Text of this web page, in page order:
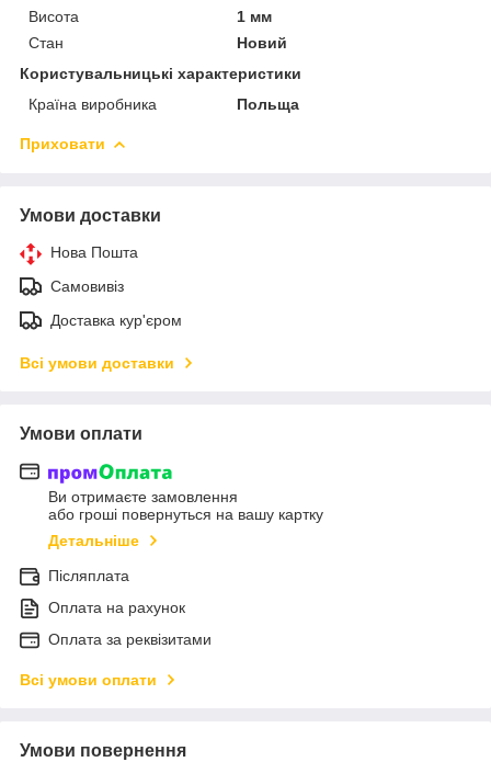
Висота
1 мм
Стан
Новий
Користувальницькі характеристики
Країна виробника
Польща
Приховати
Умови доставки
Нова Пошта
Самовивіз
Доставка кур'єром
Всі умови доставки
Умови оплати
Ви отримаєте замовлення
або гроші повернуться на вашу картку
Детальніше
Післяплата
Оплата на рахунок
Оплата за реквізитами
Всі умови оплати
Умови повернення